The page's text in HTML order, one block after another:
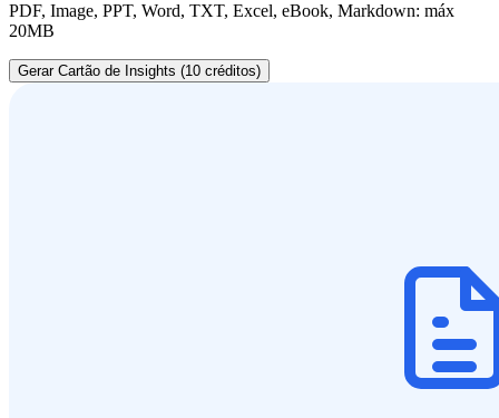
PDF, Image, PPT, Word, TXT, Excel, eBook, Markdown: máx
20MB
Gerar Cartão de Insights (10 créditos)